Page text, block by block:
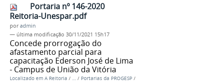
Portaria nº 146-2020
Reitoria-Unespar.pdf
poradmin
— última modificação 30/11/2021 15h17
Concede prorrogação do
afastamento parcial para
capacitação Ederson José de Lima
- Campus de União da Vitória
Localizado em A Reitoria / … / Portarias da PROGESP /